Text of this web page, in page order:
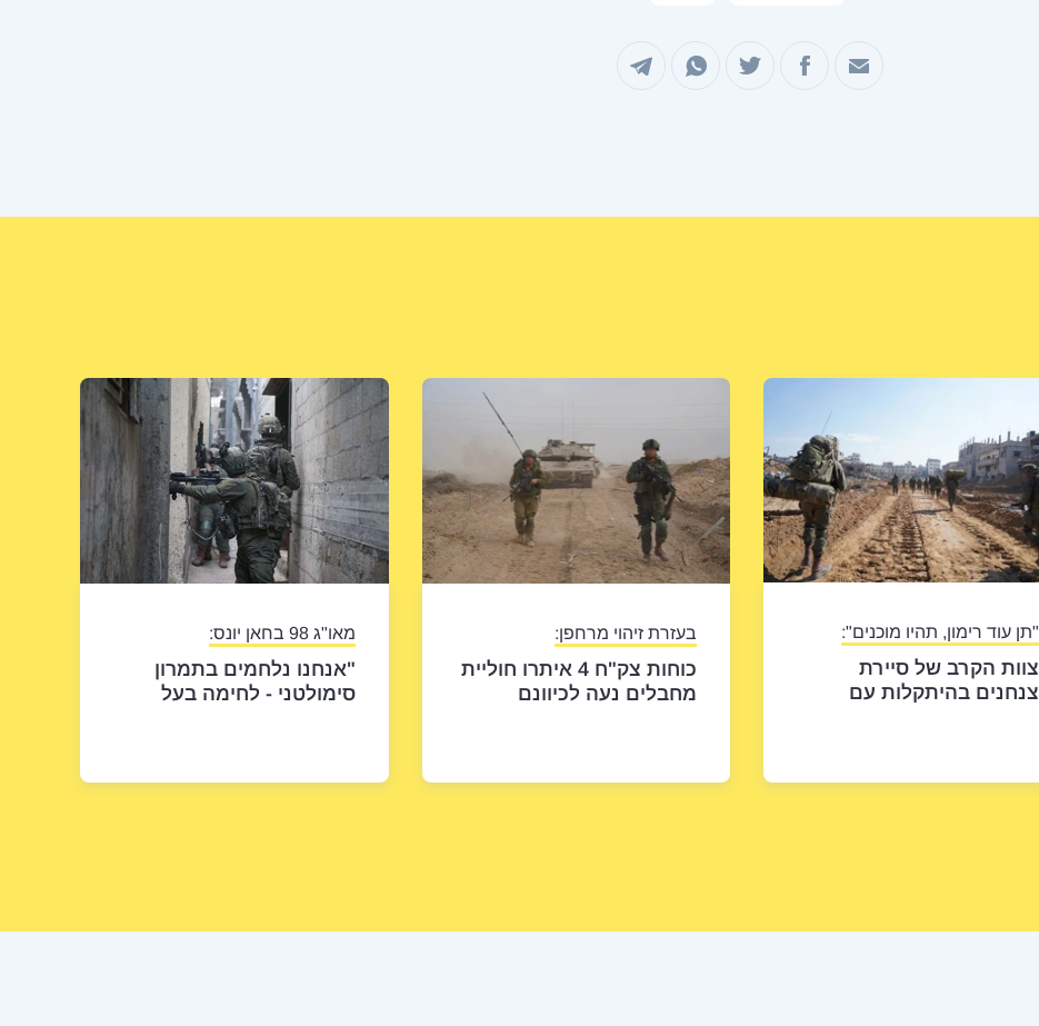
שיתוף במיילשיתוף בפייסבוק
שיתוף בטוויטר
שיתוף בוואטסאפ
שיתוף בטלגרם
"תן עוד רימון, תהיו מוכנים":
צוות הקרב של סיירת
צנחנים בהיתקלות עם
בעזרת זיהוי מרחפן:
כוחות צק"ח 4 איתרו חוליית
מחבלים נעה לכיוונם
מאו"ג 98 בחאן יונס:
"אנחנו נלחמים בתמרון
סימולטני - לחימה בעל